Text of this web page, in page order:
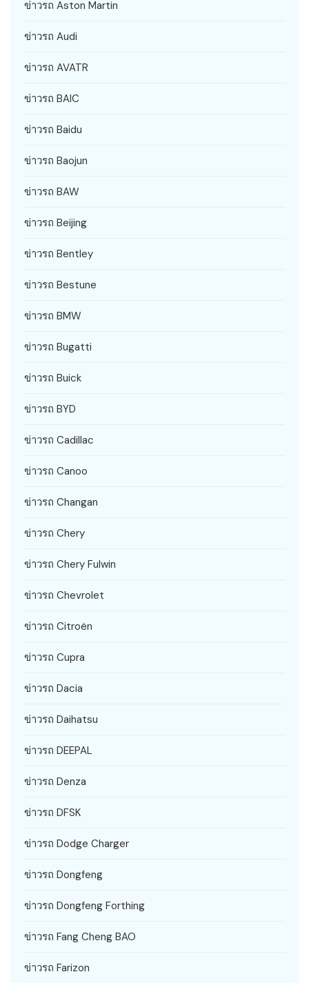
ข่าวรถ Aston Martin
ข่าวรถ Audi
ข่าวรถ AVATR
ข่าวรถ BAIC
ข่าวรถ Baidu
ข่าวรถ Baojun
ข่าวรถ BAW
ข่าวรถ Beijing
ข่าวรถ Bentley
ข่าวรถ Bestune
ข่าวรถ BMW
ข่าวรถ Bugatti
ข่าวรถ Buick
ข่าวรถ BYD
ข่าวรถ Cadillac
ข่าวรถ Canoo
ข่าวรถ Changan
ข่าวรถ Chery
ข่าวรถ Chery Fulwin
ข่าวรถ Chevrolet
ข่าวรถ Citroën
ข่าวรถ Cupra
ข่าวรถ Dacia
ข่าวรถ Daihatsu
ข่าวรถ DEEPAL
ข่าวรถ Denza
ข่าวรถ DFSK
ข่าวรถ Dodge Charger
ข่าวรถ Dongfeng
ข่าวรถ Dongfeng Forthing
ข่าวรถ Fang Cheng BAO
ข่าวรถ Farizon